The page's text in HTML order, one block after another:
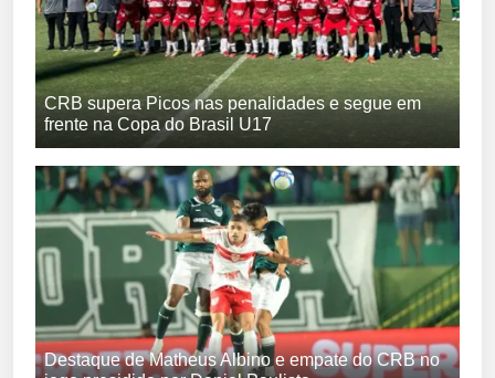
CRB supera Picos nas penalidades e segue em
frente na Copa do Brasil U17
Destaque de Matheus Albino e empate do CRB no